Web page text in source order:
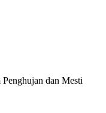
dan Mesti